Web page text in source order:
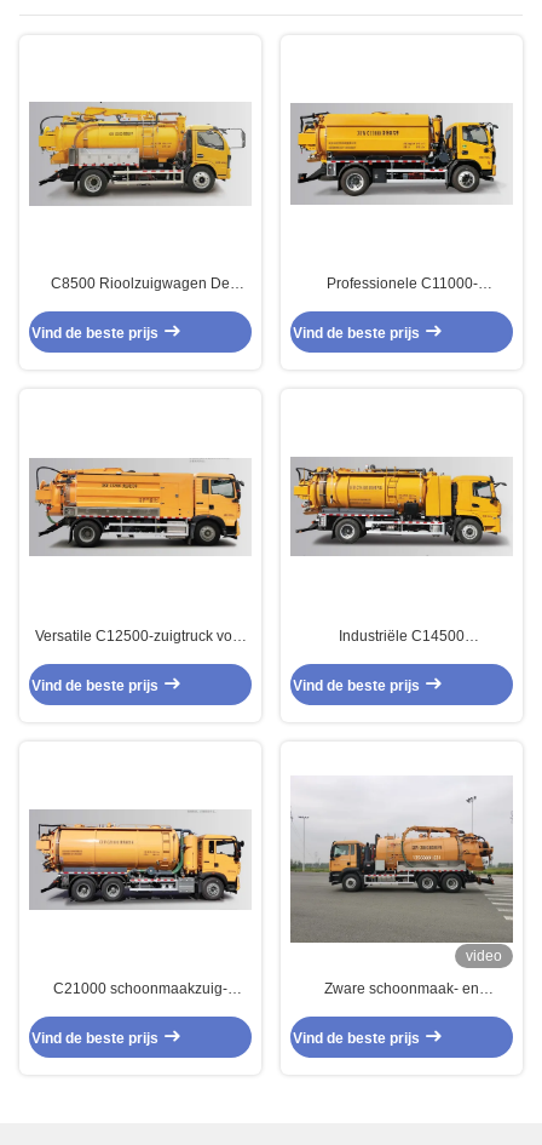
C8500 Rioolzuigwagen De
Reinigingsprofessionals
Vind de beste prijs
Professionele C11000-
commerciële reiniging
Vind de beste prijs
Versatile C12500-zuigtruck voor
reiniging
Vind de beste prijs
Industriële C14500
en grondig schoonmaken
Vind de beste prijs
C21000 schoonmaakzuig-
schoonmaakbehoeften
Vind de beste prijs
video
Zware schoonmaak- en
afvalbeheer
Vind de beste prijs